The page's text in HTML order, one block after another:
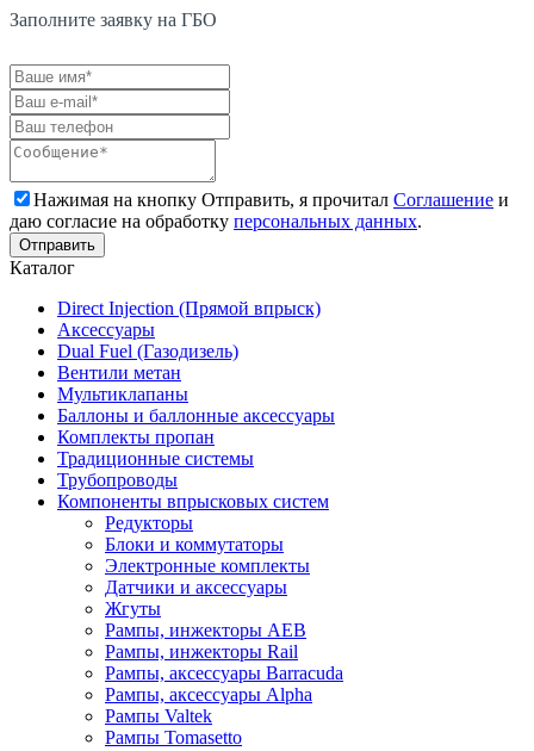
Заполните заявку на ГБО
Нажимая на кнопку Отправить, я прочитал Соглашение и
даю согласие на обработку персональных данных.
Каталог
Direct Injection (Прямой впрыск)
Аксессуары
Dual Fuel (Газодизель)
Вентили метан
Мультиклапаны
Баллоны и баллонные аксессуары
Комплекты пропан
Традиционные системы
Трубопроводы
Компоненты впрысковых систем
Редукторы
Блоки и коммутаторы
Электронные комплекты
Датчики и аксессуары
Жгуты
Рампы, инжекторы AEB
Рампы, инжекторы Rail
Рампы, аксессуары Barracuda
Рампы, аксессуары Alpha
Рампы Valtek
Рампы Tomasetto